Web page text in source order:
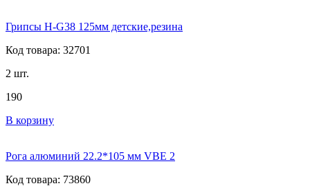
Грипсы H-G38 125мм детские,резина
Код товара: 32701
2 шт.
190
В корзину
Рога алюминий 22.2*105 мм VBE 2
Код товара: 73860